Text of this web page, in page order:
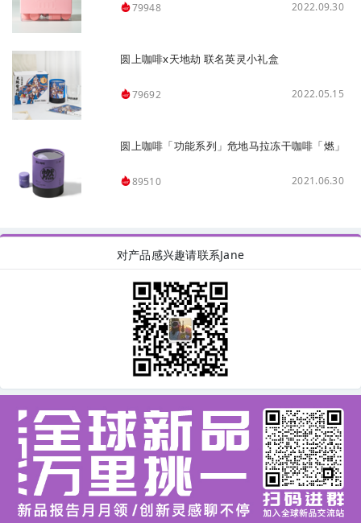
79948 2022.09.30
圆上咖啡x天地劫 联名英灵小礼盒
79692 2022.05.15
圆上咖啡「功能系列」危地马拉冻干咖啡「燃」
89510 2021.06.30
对产品感兴趣请联系Jane